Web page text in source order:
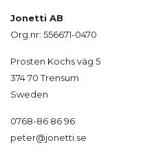
Jonetti AB
Org.nr: 556671-0470
Prosten Kochs väg 5
374 70 Trensum
Sweden
0768-86 86 96
peter@jonetti.se